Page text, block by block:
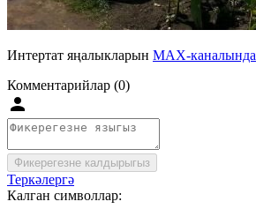
Интертат яңалыкларын MAX-каналында
Комментарийлар (0)
Фикерегезне калдырыгыз
Теркәлергә
Калган символлар: